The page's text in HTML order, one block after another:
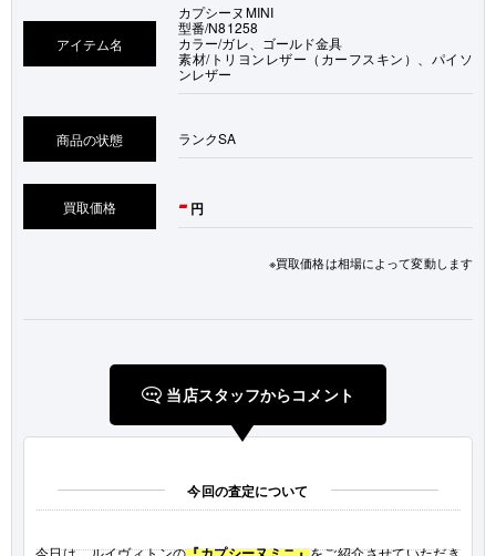
アイテム名
カプシーヌMINI
型番/N81258
カラー/ガレ、ゴールド金具
素材/トリヨンレザー（カーフスキン）、パイソ
ンレザー
商品の状態 ランクSA
買取価格 - 円
※買取価格は相場によって変動します
当店スタッフからコメント
今回の査定について
今日は、ルイヴィトンの をご紹介させていただき